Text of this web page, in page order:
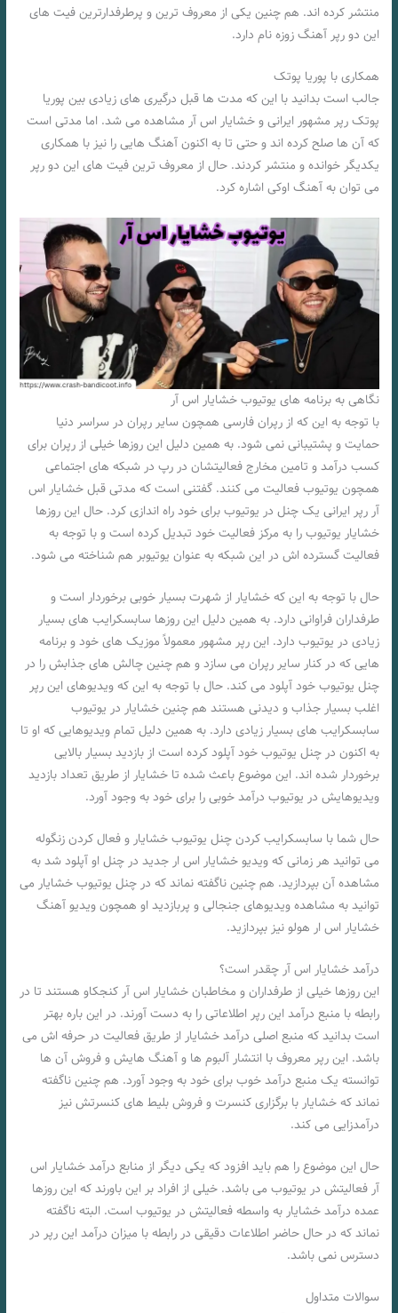
منتشر کرده اند. هم چنین یکی از معروف‌ ترین و پرطرفدارترین فیت‌ های
این دو رپر آهنگ زوزه نام دارد.
همکاری با پوریا پوتک
جالب است بدانید با این که مدت‌ ها قبل درگیری‌ های زیادی بین پوریا
پوتک رپر مشهور ایرانی و خشایار اس آر مشاهده می‌ شد. اما مدتی است
که آن ها صلح کرده اند و حتی تا به اکنون آهنگ‌ هایی را نیز با همکاری
یکدیگر خوانده و منتشر کردند. حال از معروف‌ ترین فیت‌ های این دو رپر
می‌ توان به آهنگ اوکی اشاره کرد.
نگاهی به برنامه های یوتیوب خشایار اس آر
با توجه به این که از رپران فارسی همچون سایر رپران در سراسر دنیا
حمایت و پشتیبانی نمی شود. به همین دلیل این روزها خیلی از رپران برای
کسب درآمد و تامین مخارج فعالیتشان در رپ در شبکه‌ های اجتماعی
همچون یوتیوب فعالیت می کنند. گفتنی است که مدتی قبل خشایار اس
آر رپر ایرانی یک چنل در یوتیوب برای خود راه‌ اندازی کرد. حال این روزها
خشایار یوتیوب را به مرکز فعالیت خود تبدیل کرده است و با توجه به
فعالیت گسترده‌ اش در این شبکه به عنوان یوتیوبر هم شناخته می‌ شود.
حال با توجه به این که خشایار از شهرت بسیار خوبی برخوردار است و
طرفداران فراوانی دارد. به همین دلیل این روزها سابسکرایب‌ های بسیار
زیادی در یوتیوب دارد. این رپر مشهور معمولاً موزیک‌ های خود و برنامه‌
هایی که در کنار سایر رپران می‌ سازد و هم چنین چالش‌ های جذابش را در
چنل یوتیوب خود آپلود می‌ کند. حال با توجه به این که ویدیوهای این رپر
اغلب بسیار جذاب و دیدنی هستند هم چنین خشایار در یوتیوب
سابسکرایب‌ های بسیار زیادی دارد. به همین دلیل تمام ویدیوهایی که او تا
به اکنون در چنل یوتیوب خود آپلود کرده است از بازدید بسیار بالایی
برخوردار شده اند. این موضوع باعث شده تا خشایار از طریق تعداد بازدید
ویدیوهایش در یوتیوب درآمد خوبی را برای خود به وجود آورد.
حال شما با سابسکرایب کردن چنل یوتیوب خشایار و فعال کردن زنگوله
می‌ توانید هر زمانی که ویدیو خشایار اس ار جدید در چنل او آپلود شد به
مشاهده آن بپردازید. هم چنین ناگفته نماند که در چنل یوتیوب خشایار می‌
توانید به مشاهده ویدیوهای جنجالی و پربازدید او همچون ویدیو آهنگ
خشایار اس ار هولو نیز بپردازید.
درآمد خشایار اس آر چقدر است؟
این روزها خیلی از طرفداران و مخاطبان خشایار اس آر کنجکاو هستند تا در
رابطه با منبع درآمد این رپر اطلاعاتی را به دست آورند. در این باره بهتر
است بدانید که منبع اصلی درآمد خشایار از طریق فعالیت در حرفه‌ اش می
باشد. این رپر معروف با انتشار آلبوم‌ ها و آهنگ‌ هایش و فروش آن ها
توانسته یک منبع درآمد خوب برای خود به وجود آورد. هم چنین ناگفته
نماند که خشایار با برگزاری کنسرت و فروش بلیط‌ های کنسرتش نیز
درآمدزایی می‌ کند.
حال این موضوع را هم باید افزود که یکی دیگر از منابع درآمد خشایار اس
آر فعالیتش در یوتیوب می‌ باشد. خیلی از افراد بر این باورند که این روزها
عمده درآمد خشایار به واسطه فعالیتش در یوتیوب است. البته ناگفته
نماند که در حال حاضر اطلاعات دقیقی در رابطه با میزان درآمد این رپر در
دسترس نمی باشد.
سوالات متداول